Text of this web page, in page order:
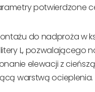
potwierdzone
do nadproża w
L, pozwalającego
elewacji z
warstwą ocieplenia.